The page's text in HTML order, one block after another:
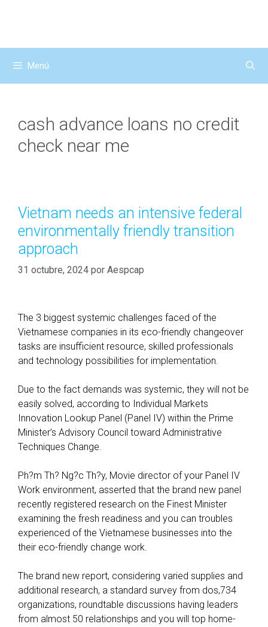
Menú
cash advance loans no credit
check near me
Vietnam needs an intensive federal
environmentally friendly transition
approach
31 octubre, 2024 por Aespcap
The 3 biggest systemic challenges faced of the
Vietnamese companies in its eco-friendly changeover
tasks are insufficient resource, skilled professionals
and technology possibilities for implementation.
Due to the fact demands was systemic, they will not be
easily solved, according to Individual Markets
Innovation Lookup Panel (Panel IV) within the Prime
Minister’s Advisory Council toward Administrative
Techniques Change.
Ph?m Th? Ng?c Th?y, Movie director of your Panel IV
Work environment, asserted that the brand new panel
recently registered research on the Finest Minister
examining the fresh readiness and you can troubles
experienced of the Vietnamese businesses into the
their eco-friendly change work.
The brand new report, considering varied supplies and
additional research, a standard survey from dos,734
organizations, roundtable discussions having leaders
from almost 50 relationships and you will top home-